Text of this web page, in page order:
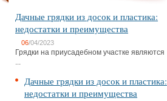
Дачные грядки из досок и пластика:
недостатки и преимущества
06/04/2023
Грядки на приусадебном участке являются
...
Дачные грядки из досок и пластика:
недостатки и преимущества